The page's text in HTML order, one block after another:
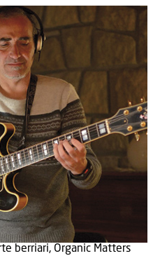
berriari, Organic Matters